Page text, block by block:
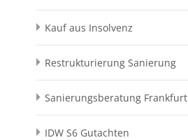
Kauf aus Insolvenz
Restrukturierung Sanierung
Sanierungsberatung Frankfurt
IDW S6 Gutachten